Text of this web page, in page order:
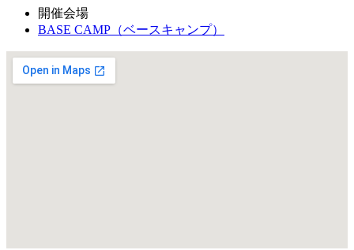
開催会場
BASE CAMP（ベースキャンプ）